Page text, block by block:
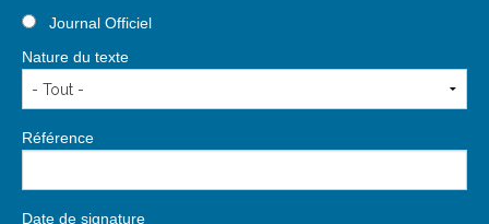
RECEVOIR LE JOURNAL OFFICIEL
NOUS CONTACTER
Journal Officiel
Nature du texte
Référence
Date de signature